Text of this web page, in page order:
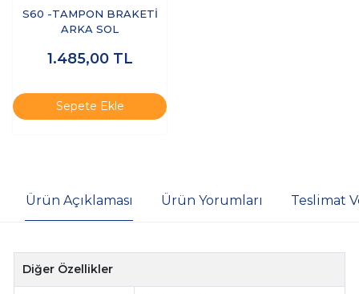
S60 -TAMPON BRAKETİ
ARKA SOL
1.485,00 TL
Sepete Ekle
Ürün Açıklaması Ürün Yorumları Teslimat
Diğer Özellikler